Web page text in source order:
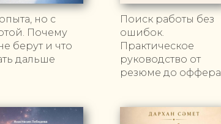
но с
Почему
берут и что
дальше
Поиск работы без
ошибок.
Практическое
руководство от
резюме до оффера